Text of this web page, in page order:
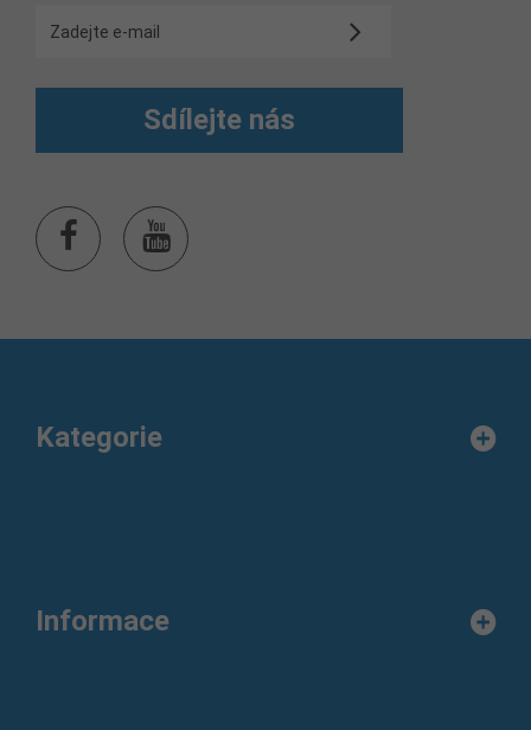
Sdílejte nás
Kategorie
Informace